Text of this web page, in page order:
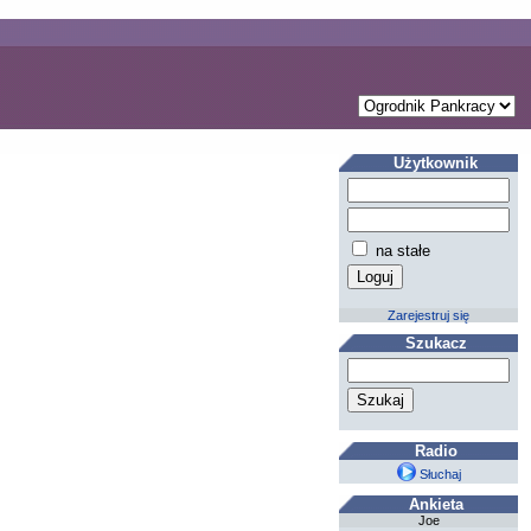
Użytkownik
na stałe
Zarejestruj się
Szukacz
Radio
Słuchaj
Ankieta
Joe